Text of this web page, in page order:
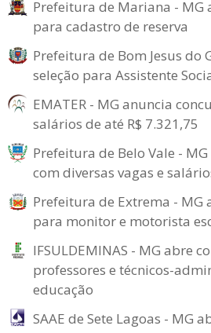
Prefeitura de Mariana - MG
para cadastro de reserva
Prefeitura de Bom Jesus do
seleção para Assistente
EMATER - MG anuncia
salários de até R$ 7.321,75
Prefeitura de Belo Vale -
com diversas vagas e
Prefeitura de Extrema - MG
para monitor e motorista
IFSULDEMINAS - MG abre
professores e técnicos-
educação
SAAE de Sete Lagoas - MG